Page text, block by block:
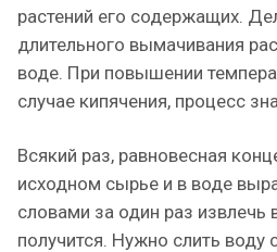
растений его содержащих.
длительного вымачивания
воде. При повышении
случае кипячения, процесс
Всякий раз, равновесная
исходном сырье и в воде
словами за один раз извлечь
получится. Нужно слить